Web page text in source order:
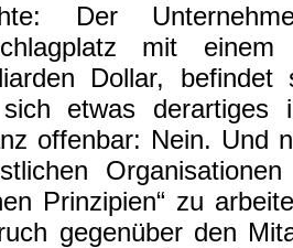
Der
mit
Dollar,
etwas derartiges
offenbar: Nein. Und
Prinzipien“ zu
gegenüber den